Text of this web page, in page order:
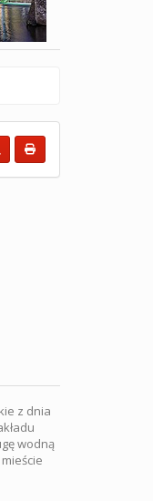
z dnia
wodną